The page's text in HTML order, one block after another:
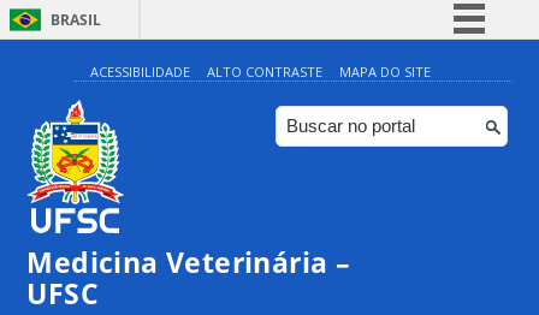
BRASIL
Simplifique!
Comunica BR
Participe
ACESSIBILIDADE ALTO CONTRASTE MAPA DO SITE
Medicina Veterinária –
UFSC